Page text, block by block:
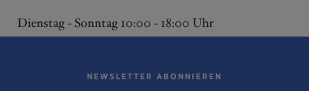
Dienstag - Sonntag 10:00 - 18:00 Uhr
NEWSLETTER ABONNIEREN